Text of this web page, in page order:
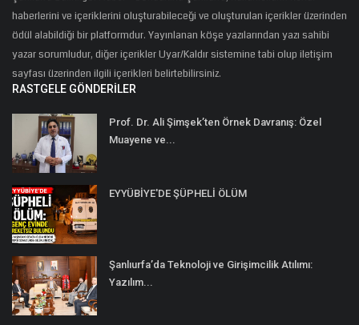
haberlerini ve içeriklerini oluşturabileceği ve oluşturulan içerikler üzerinden
ödül alabildiği bir platformdur. Yayınlanan köşe yazılarından yazı sahibi
yazar sorumludur, diğer içerikler Uyar/Kaldır sistemine tabi olup iletişim
sayfası üzerinden ilgili içerikleri belirtebilirsiniz.
RASTGELE GÖNDERILER
Prof. Dr. Ali Şimşek’ten Örnek Davranış: Özel
Muayene ve...
EYYÜBİYE'DE ŞÜPHELİ ÖLÜM
Şanlıurfa’da Teknoloji ve Girişimcilik Atılımı:
Yazılım...